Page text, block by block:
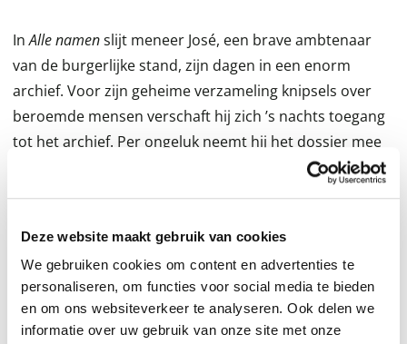
Deze website maakt gebruik van cookies
We gebruiken cookies om content en advertenties te
personaliseren, om functies voor social media te bieden
en om ons websiteverkeer te analyseren. Ook delen we
informatie over uw gebruik van onze site met onze
InAlle namenslijt meneer José, een brave ambtenaar
van de burgerlijke stand, zijn dagen in een enorm
archief. Voor zijn geheime verzameling knipsels over
beroemde mensen verschaft hij zich ’s nachts toegang
tot het archief. Per ongeluk neemt hij het dossier mee
van een onbekende vrouw die hem op het obsessieve
af blijkt te boeien. Saramago laat ons de zoektocht zien
De pers over het werk van José Saramago
‘Een groot schrijver verontrust, ontroert en ergert zijn